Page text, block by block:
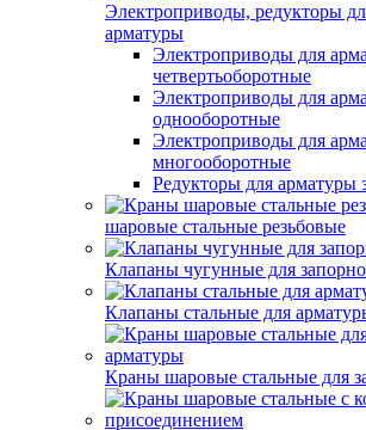
Электроприводы, редукторы
арматуры
Электроприводы для
четвертьоборотные
Электроприводы для
однооборотные
Электроприводы для
многооборотные
Редукторы для арматуры
шаровые стальные резьбовые
Клапаны чугунные для
Клапаны стальные для
Краны шаровые стальные для